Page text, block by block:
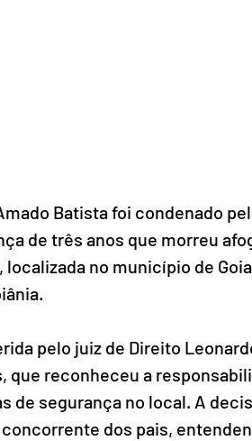
Batista foi condenado
de três anos que morreu
no município de
pelo juiz de Direito
que reconheceu a
de segurança no local. A
dos pais,